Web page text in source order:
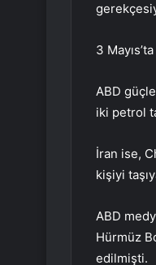
3
ABD
iki petrol
İran ise,
kişiyi
ABD
Hürmüz
edilmişti.